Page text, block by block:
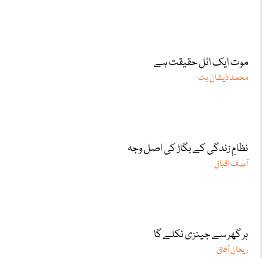
موت ایک اٹل حقیقت ہے
محمد ذیشان بٹ
نظامِ زندگی کے بگاڑ کی اصل وجہ
آصف اقبال
ہر گھر سے جینزی نکلے گا
ریحان آفاق